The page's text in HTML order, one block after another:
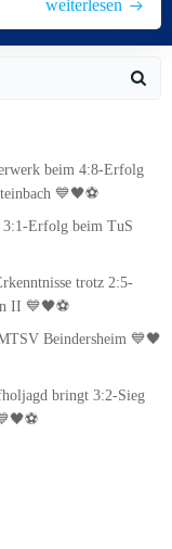
weiterlesen
beim 4:8-Erfolg
💙🖤⚽
3:1-Erfolg beim TuS
trotz 2:5-
II 💙🖤⚽
Beindersheim 💙🖤
bringt 3:2-Sieg